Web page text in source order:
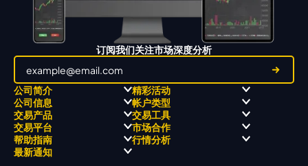
订阅我们关注市场深度分析
公司简介
关于
关于 KCM Group
三大优势
奖项和成就
精彩活动
职业高尔夫 x 飘移队
全球高尔夫锦标赛
公司信息
经营理念
公开信息与风险披露
公司新闻
视频库
帐户类型
ECN 账户
STP 账户
账户比较
交易产品
Forex
贵金属
能源
交易工具
交易平台
MetaTrader 4
MetaTrader 5
市场合作
帮助指南 行情分析
最新通知